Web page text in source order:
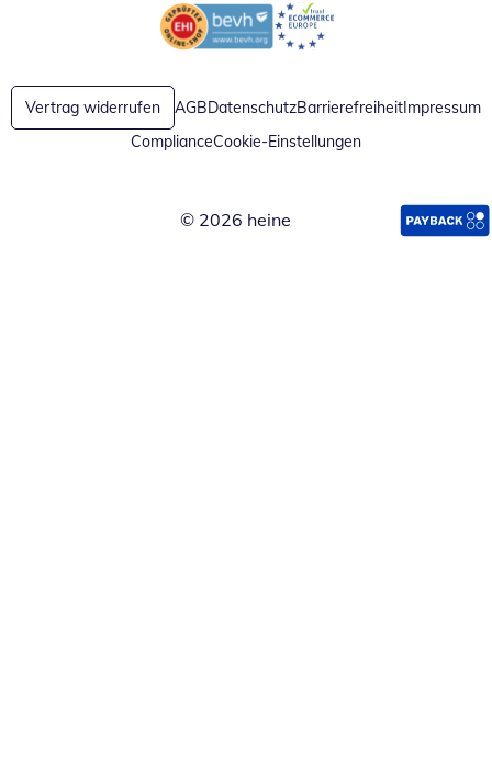
Öffnet in neuem FensterÖffnet in neuem Fenster
Vertrag widerrufen AGBDatenschutzBarrierefreiheitImpressum
ComplianceCookie-Einstellungen
© 2026 heine